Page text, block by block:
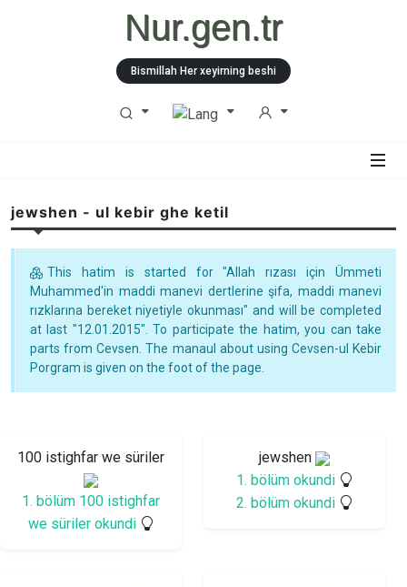
Nur.gen.tr
Bismillah Her xeyirning beshi
jewshen - ul kebir ghe ketil
This hatim is started for "Allah rızası için Ümmeti
Muhammed'in maddi manevi dertlerine şifa, maddi manevi
rızklarına bereket niyetiyle okunması" and will be completed
at last "12.01.2015". To participate the hatim, you can take
parts from Cevsen. The manaul about using Cevsen-ul Kebir
Porgram is given on the foot of the page.
100 istighfar we süriler
1. bölüm 100 istighfar
we süriler okundi
jewshen
1. bölüm okundi
2. bölüm okundi